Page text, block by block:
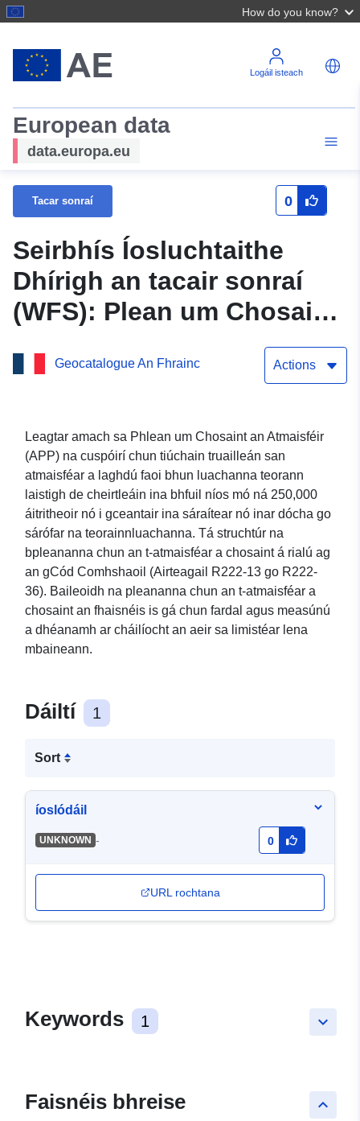
How do you know?
Logáil isteach
European data
data.europa.eu
Tacar sonraí 0
Seirbhís Íosluchtaithe
Dhírigh an tacair sonraí
(WFS): Plean um Chosaint
an Atmaisféir (APP) i
Moselle
Geocatalogue An Fhrainc Actions
Leagtar amach sa Phlean um Chosaint an Atmaisféir
(APP) na cuspóirí chun tiúchain truailleán san
atmaisféar a laghdú faoi bhun luachanna teorann
laistigh de cheirtleáin ina bhfuil níos mó ná 250,000
áitritheoir nó i gceantair ina sáraítear nó inar dócha go
sárófar na teorainnluachanna. Tá struchtúr na
bpleananna chun an t-atmaisféar a chosaint á rialú ag
an gCód Comhshaoil (Airteagail R222-13 go R222-
36). Baileoidh na pleananna chun an t-atmaisféar a
chosaint an fhaisnéis is gá chun fardal agus measúnú
a dhéanamh ar cháilíocht an aeir sa limistéar lena
mbaineann.
Dáiltí 1
Sort
íoslódáil
UNKNOWN - 0
URL rochtana
keyboard_arrow_down
Keywords 1
keyboard_arrow_up
Faisnéis bhreise